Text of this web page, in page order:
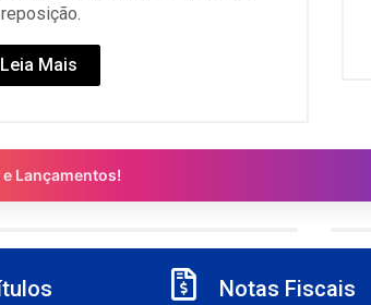
Leia Mais
Lançamentos!
Notas Fiscais